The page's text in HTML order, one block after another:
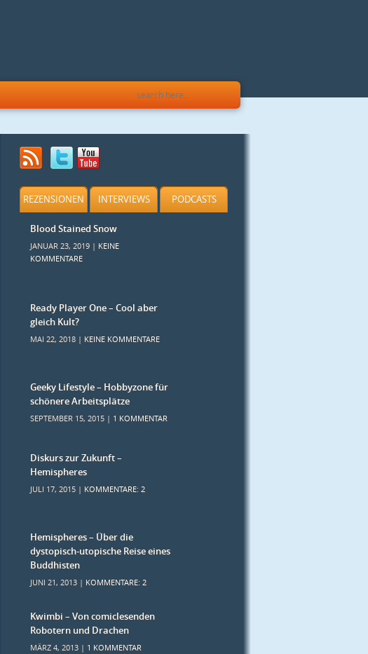
REZENSIONEN INTERVIEWS PODCASTS
Blood Stained Snow
JANUAR 23, 2019 | KEINE
KOMMENTARE
Ready Player One – Cool aber
gleich Kult?
MAI 22, 2018 | KEINE KOMMENTARE
Geeky Lifestyle – Hobbyzone für
schönere Arbeitsplätze
SEPTEMBER 15, 2015 | 1 KOMMENTAR
Diskurs zur Zukunft –
Hemispheres
JULI 17, 2015 | KOMMENTARE: 2
Hemispheres – Über die
dystopisch-utopische Reise eines
Buddhisten
JUNI 21, 2013 | KOMMENTARE: 2
Kwimbi – Von comiclesenden
Robotern und Drachen
MÄRZ 4, 2013 | 1 KOMMENTAR